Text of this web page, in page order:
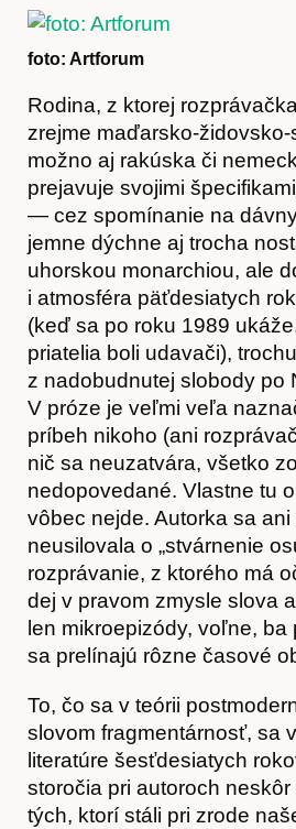
foto: Artforum
Rodina, z ktorej
zrejme maďarsko-
možno aj rakúska či
prejavuje svojimi
— cez spomínanie na
jemne dýchne aj trocha
uhorskou monarchiou, ale
i atmosféra päťdesiatych
(keď sa po roku 1989
priatelia boli udavači),
z nadobudnutej slobody po
V próze je veľmi veľa
príbeh nikoho (ani
nič sa neuzatvára, všetko
nedopovedané. Vlastne tu
vôbec nejde. Autorka sa
neusilovala o „stvárnenie
rozprávanie, z ktorého má
dej v pravom zmysle slova
len mikroepizódy, voľne, ba
sa prelínajú rôzne časové
To, čo sa v teórii
slovom fragmentárnosť, sa
literatúre šesťdesiatych
storočia pri autoroch
tých, ktorí stáli pri zrode